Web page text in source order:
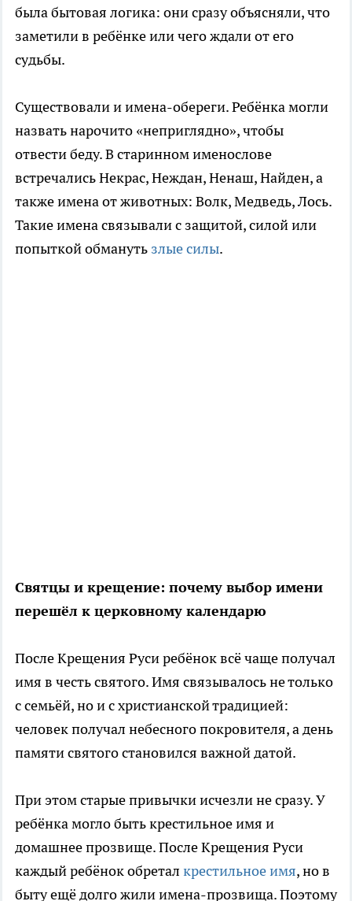
была бытовая логика: они сразу объясняли, что
заметили в ребёнке или чего ждали от его
судьбы.
Существовали и имена-обереги. Ребёнка могли
назвать нарочито «неприглядно», чтобы
отвести беду. В старинном именослове
встречались Некрас, Неждан, Ненаш, Найден, а
также имена от животных: Волк, Медведь, Лось.
Такие имена связывали с защитой, силой или
попыткой обмануть злые силы.
Святцы и крещение: почему выбор имени
перешёл к церковному календарю
После Крещения Руси ребёнок всё чаще получал
имя в честь святого. Имя связывалось не только
с семьёй, но и с христианской традицией:
человек получал небесного покровителя, а день
памяти святого становился важной датой.
При этом старые привычки исчезли не сразу. У
ребёнка могло быть крестильное имя и
домашнее прозвище. После Крещения Руси
каждый ребёнок обретал крестильное имя, но в
быту ещё долго жили имена-прозвища. Поэтому